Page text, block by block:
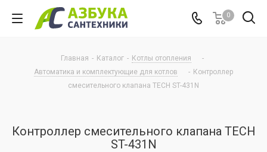
0
Главная - Каталог - Котлы отопления
-
Автоматика и комплектующие для котлов
- Контроллер
смесительного клапана TECH ST-431N
Контроллер смесительного клапана TECH
ST-431N